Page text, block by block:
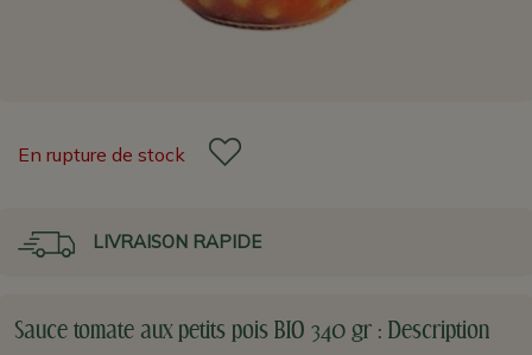
En rupture de stock
LIVRAISON RAPIDE
Sauce tomate aux petits pois BIO 340 gr : Description